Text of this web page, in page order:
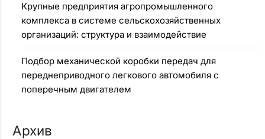
Крупные предприятия агропромышленного
комплекса в системе сельскохозяйственных
организаций: структура и взаимодействие
Подбор механической коробки передач для
переднеприводного легкового автомобиля с
поперечным двигателем
Архив